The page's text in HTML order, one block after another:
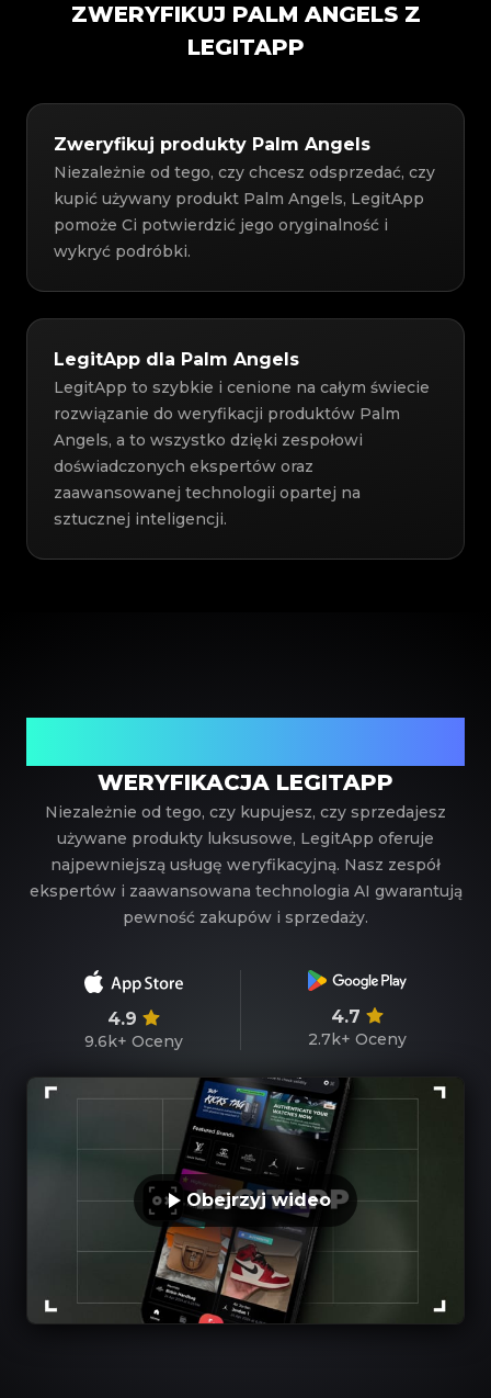
ZWERYFIKUJ PALM ANGELS Z
LEGITAPP
Zweryfikuj produkty Palm Angels
Niezależnie od tego, czy chcesz odsprzedać, czy
kupić używany produkt Palm Angels, LegitApp
pomoże Ci potwierdzić jego oryginalność i
wykryć podróbki.
LegitApp dla Palm Angels
LegitApp to szybkie i cenione na całym świecie
rozwiązanie do weryfikacji produktów Palm
Angels, a to wszystko dzięki zespołowi
doświadczonych ekspertów oraz
zaawansowanej technologii opartej na
sztucznej inteligencji.
WERYFIKACJA LEGITAPP
Niezależnie od tego, czy kupujesz, czy sprzedajesz
używane produkty luksusowe, LegitApp oferuje
najpewniejszą usługę weryfikacyjną. Nasz zespół
ekspertów i zaawansowana technologia AI gwarantują
pewność zakupów i sprzedaży.
4.9
9.6k+ Oceny
4.7
2.7k+ Oceny
Obejrzyj wideo